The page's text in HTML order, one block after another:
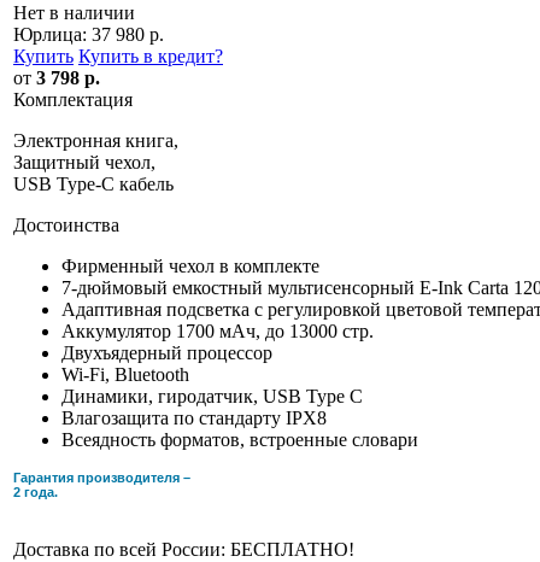
Нет в наличии
Юрлица: 37 980 р.
Купить Купить в кредит?
от 3 798 р.
Комплектация
Электронная книга,
Защитный чехол,
USB Type-C кабель
Достоинства
Фирменный чехол в комплекте
7-дюймовый емкостный мультисенсорный E-Ink Carta
Адаптивная подсветка c регулировкой цветовой
Аккумулятор 1700 мАч, до 13000 стр.
Двухъядерный процессор
Wi-Fi, Bluetooth
Динамики, гиродатчик, USB Type C
Влагозащита по стандарту IPX8
Всеядность форматов, встроенные словари
Гарантия производителя –
2 года.
Доставка по всей России: БЕСПЛАТНО!